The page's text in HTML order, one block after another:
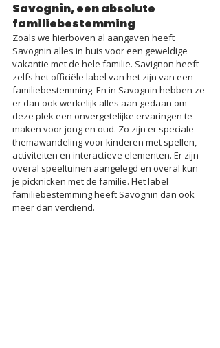
Savognin, een absolute
familiebestemming
Zoals we hierboven al aangaven heeft
Savognin alles in huis voor een geweldige
vakantie met de hele familie. Savignon heeft
zelfs het officiële label van het zijn van een
familiebestemming. En in Savognin hebben ze
er dan ook werkelijk alles aan gedaan om
deze plek een onvergetelijke ervaringen te
maken voor jong en oud. Zo zijn er speciale
themawandeling voor kinderen met spellen,
activiteiten en interactieve elementen. Er zijn
overal speeltuinen aangelegd en overal kun
je picknicken met de familie. Het label
familiebestemming heeft Savognin dan ook
meer dan verdiend.